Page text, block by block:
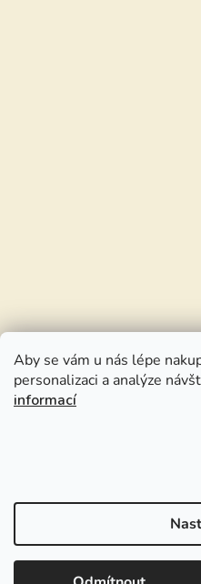
Aby se vám u nás lépe
personalizaci a analýze
informací